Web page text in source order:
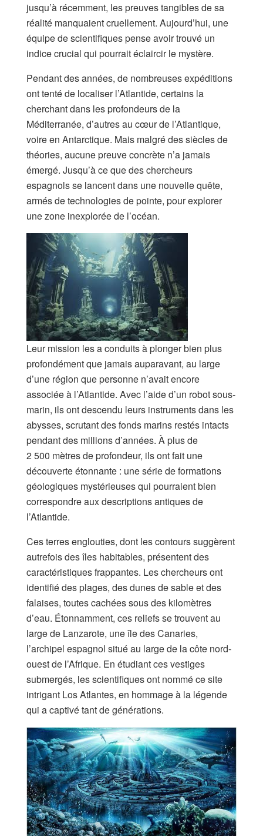
jusqu’à récemment, les preuves tangibles de sa
réalité manquaient cruellement. Aujourd’hui, une
équipe de scientifiques pense avoir trouvé un
indice crucial qui pourrait éclaircir le mystère.
Pendant des années, de nombreuses expéditions
ont tenté de localiser l’Atlantide, certains la
cherchant dans les profondeurs de la
Méditerranée, d’autres au cœur de l’Atlantique,
voire en Antarctique. Mais malgré des siècles de
théories, aucune preuve concrète n’a jamais
émergé. Jusqu’à ce que des chercheurs
espagnols se lancent dans une nouvelle quête,
armés de technologies de pointe, pour explorer
une zone inexplorée de l’océan.
Leur mission les a conduits à plonger bien plus
profondément que jamais auparavant, au large
d’une région que personne n’avait encore
associée à l’Atlantide. Avec l’aide d’un robot sous-
marin, ils ont descendu leurs instruments dans les
abysses, scrutant des fonds marins restés intacts
pendant des millions d’années. À plus de
2 500 mètres de profondeur, ils ont fait une
découverte étonnante : une série de formations
géologiques mystérieuses qui pourraient bien
correspondre aux descriptions antiques de
l’Atlantide.
Ces terres englouties, dont les contours suggèrent
autrefois des îles habitables, présentent des
caractéristiques frappantes. Les chercheurs ont
identifié des plages, des dunes de sable et des
falaises, toutes cachées sous des kilomètres
d’eau. Étonnamment, ces reliefs se trouvent au
large de Lanzarote, une île des Canaries,
l’archipel espagnol situé au large de la côte nord-
ouest de l’Afrique. En étudiant ces vestiges
submergés, les scientifiques ont nommé ce site
intrigant Los Atlantes, en hommage à la légende
qui a captivé tant de générations.